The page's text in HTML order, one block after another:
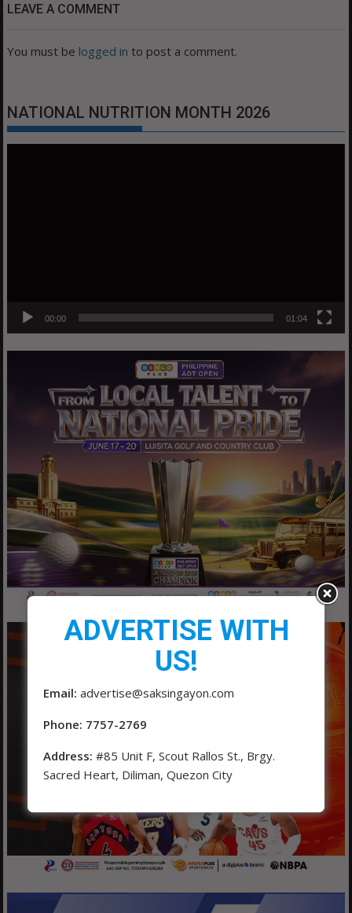
LEAVE A COMMENT
You must be logged in to post a comment.
NATIONAL NUTRITION MONTH 2026
00:00 01:04
ADVERTISE WITH
US!
Email: advertise@saksingayon.com
Phone: 7757-2769
Address: #85 Unit F, Scout Rallos St., Brgy.
Sacred Heart, Diliman, Quezon City